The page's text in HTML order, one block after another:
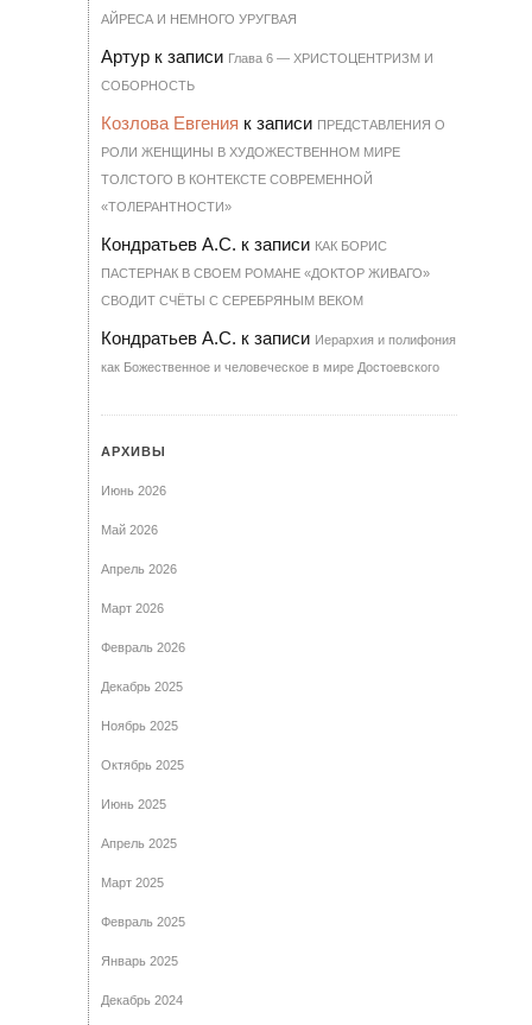
АЙРЕСА И НЕМНОГО УРУГВАЯ
Артур к записи Гла­ва 6 — ХРИ­С­ТО­ЦЕН­Т­РИЗМ И
СО­БОР­НОСТЬ
Козлова Евгения к записи ПРЕДСТАВЛЕНИЯ О
РОЛИ ЖЕНЩИНЫ В ХУДОЖЕСТВЕННОМ МИРЕ
ТОЛСТОГО В КОНТЕКСТЕ СОВРЕМЕННОЙ
«ТОЛЕРАНТНОСТИ»
Кондратьев А.С. к записи КАК БОРИС
ПАСТЕРНАК В СВОЕМ РОМАНЕ «ДОКТОР ЖИВАГО»
СВОДИТ СЧЁТЫ С СЕРЕБРЯНЫМ ВЕКОМ
Кондратьев А.С. к записи Иерархия и полифония
как Божественное и человеческое в мире Достоевского
АРХИВЫ
Июнь 2026
Май 2026
Апрель 2026
Март 2026
Февраль 2026
Декабрь 2025
Ноябрь 2025
Октябрь 2025
Июнь 2025
Апрель 2025
Март 2025
Февраль 2025
Январь 2025
Декабрь 2024